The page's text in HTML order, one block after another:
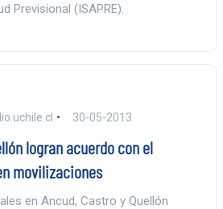
Previsional (ISAPRE).
30-05-2013
logran acuerdo con el
movilizaciones
en Ancud, Castro y Quellón